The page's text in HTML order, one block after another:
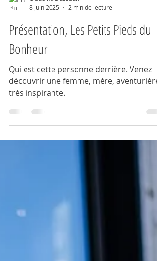
8 juin 2025
2 min de lecture
Présentation, Les Petits Pieds du
Bonheur
Qui est cette personne derrière. Venez
très inspirante.